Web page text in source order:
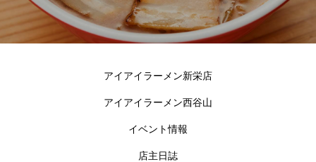
アイアイラーメン新栄店
アイアイラーメン西谷山
イベント情報
店主日誌